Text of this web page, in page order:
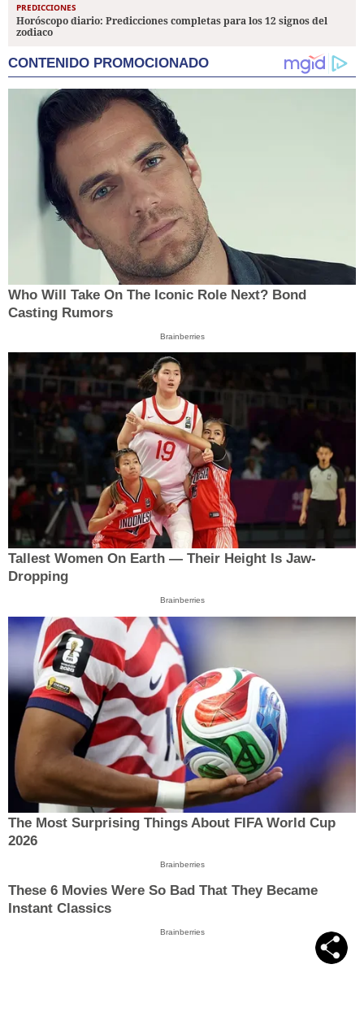
PREDICCIONES
Horóscopo diario: Predicciones completas para los 12 signos del
zodiaco
CONTENIDO PROMOCIONADO
Who Will Take On The Iconic Role Next? Bond
Casting Rumors
Brainberries
Tallest Women On Earth — Their Height Is Jaw-
Dropping
Brainberries
The Most Surprising Things About FIFA World Cup
2026
Brainberries
These 6 Movies Were So Bad That They Became
Instant Classics
Brainberries